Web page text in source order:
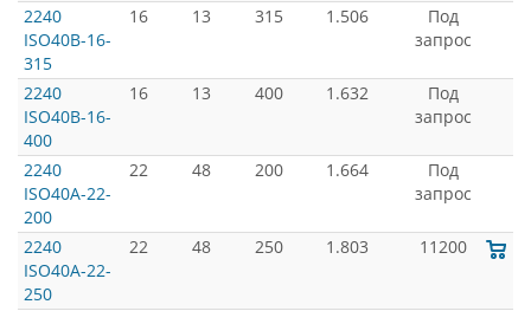
2240
ISO40B-16-
315
16 13 315 1.506
Под
запрос
2240
ISO40B-16-
400
16 13 400 1.632
Под
запрос
2240
ISO40A-22-
200
22 48 200 1.664
Под
запрос
2240
ISO40A-22-
250
22 48 250 1.803 11200